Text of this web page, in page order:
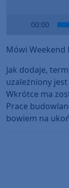
00:00
Mówi Weekend
Jak dodaje,
uzależniony
Wkrótce ma
Prace
bowiem na